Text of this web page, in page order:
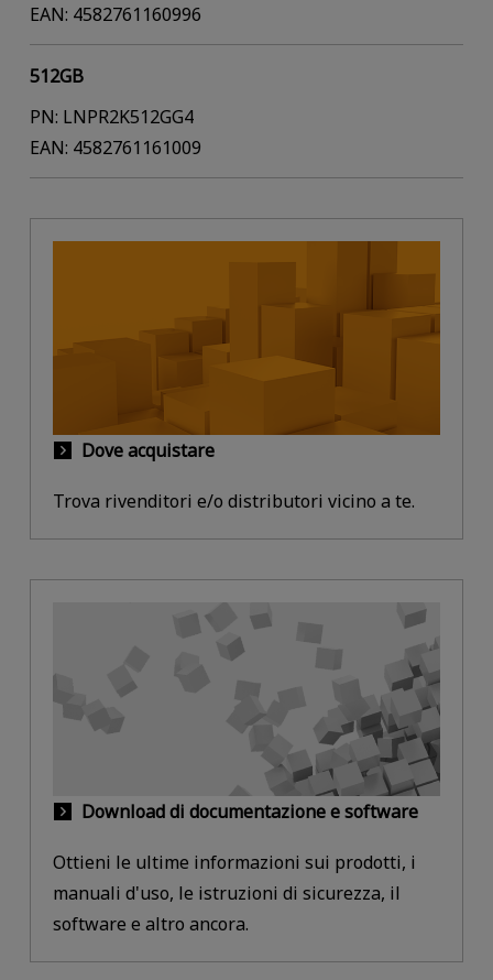
EAN: 4582761160996
512GB
PN: LNPR2K512GG4
EAN: 4582761161009
Dove acquistare
Trova rivenditori e/o distributori vicino a te.
Download di documentazione e software
Ottieni le ultime informazioni sui prodotti, i
manuali d'uso, le istruzioni di sicurezza, il
software e altro ancora.